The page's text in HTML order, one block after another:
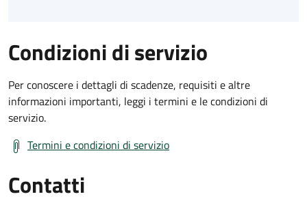
Condizioni di servizio
Per conoscere i dettagli di scadenze, requisiti e altre
informazioni importanti, leggi i termini e le condizioni di
servizio.
Termini e condizioni di servizio
Contatti